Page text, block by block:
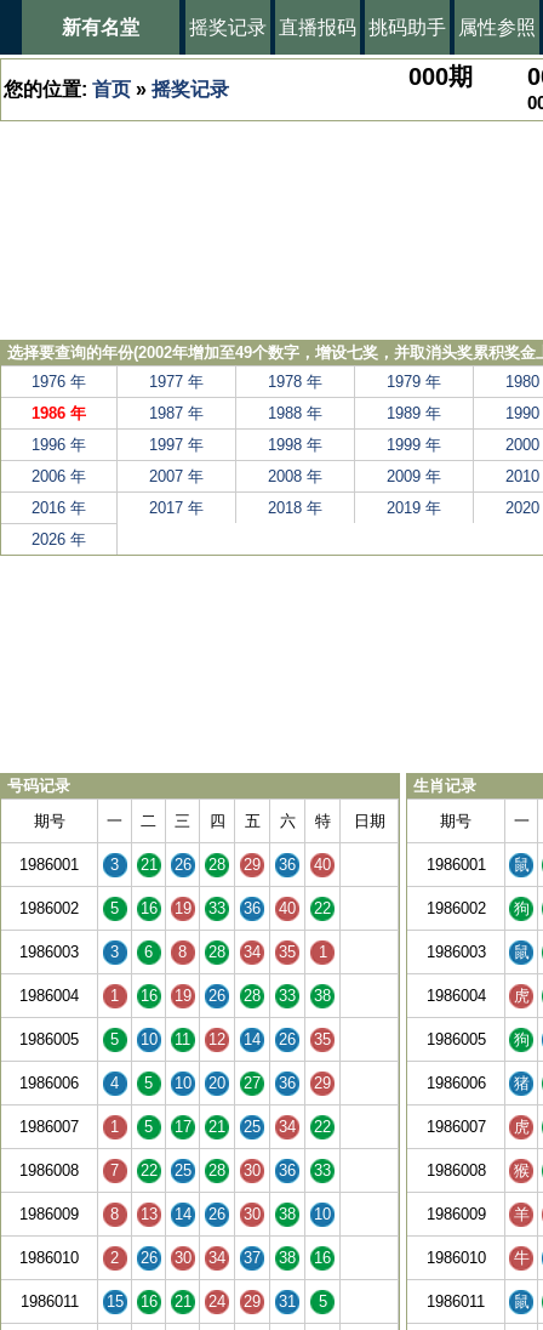
新有名堂 摇奖记录 直播报码 挑码助手 属性参照
您的位置: 首页 » 摇奖记录 000期
选择要查询的年份(2002年增加至49个数字，增设七奖，并取消头奖累积奖
1976 年
1977 年 1978 年 1979 年
1986 年
1987 年 1988 年 1989 年
1996 年
1997 年 1998 年 1999 年
2000
2006 年
2007 年 2008 年 2009 年
2010
2016 年
2017 年 2018 年 2019 年
2020
2026 年
号码记录
期号
一 二 三 四 五 六 特 日期
1986001 3 21 26 28 29 36 40
1986002 5 16 19 33 36 40 22
1986003 3 6 8 28 34 35 1
1986004 1 16 19 26 28 33 38
1986005 5 10 11 12 14 26 35
1986006 4 5 10 20 27 36 29
1986007 1 5 17 21 25 34 22
1986008 7 22 25 28 30 36 33
1986009 8 13 14 26 30 38 10
1986010 2 26 30 34 37 38 16
1986011 15 16 21 24 29 31 5
生肖记录
期号
一
1986001 鼠
1986002 狗
1986003 鼠
1986004 虎
1986005 狗
1986006 猪
1986007 虎
1986008 猴
1986009 羊
1986010 牛
1986011 鼠